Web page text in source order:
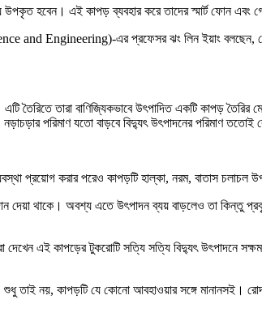
উপকৃত হবেন। এই কাপড় ব্যবহার করে তাদের স্মার্ট ফোন এবং
and Engineering)-এর প্রফেসর ঝং লিন ইয়াং বলছেন,
তৈরিতে তারা বাণিজ্যিকভাবে উৎপাদিত একটি কাপড়
পরিমাণ যতো বাড়বে বিদ্যুৎ উৎপাদনের পরিমাণ ততোই
করার পরেও কাপড়টি হাল্কা, নরম, বাতাস চলাচল
দেয়া থাকে। অবশ্য এতে উৎপাদন ব্যয় বাড়লেও তা
দেখেন এই কাপড়ের টুকরোটি সত্যি সত্যি বিদ্যুৎ উৎপাদনে
তাই নয়, কাপড়টি যে কোনো আবহাওয়ার সঙ্গে মানানসই।